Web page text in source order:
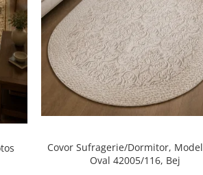
Covor Sufragerie/Dormitor,
Oval 42005/116, Bej